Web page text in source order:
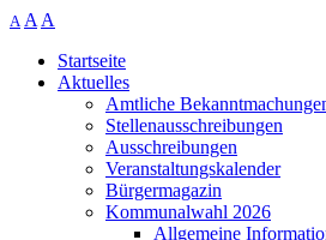
A A A
Startseite
Aktuelles
Amtliche
Stellenausschreibungen
Ausschreibungen
Veranstaltungskalender
Bürgermagazin
Kommunalwahl 2026
Allgemeine